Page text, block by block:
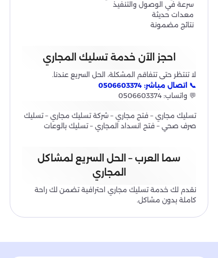
سرعة في الوصول والتنفيذ
معدات حديثة
نتائج مضمونة
احجز الآن خدمة تسليك المجاري
لا تنتظر حتى تتفاقم المشكلة، الحل السريع عندنا.
📞 اتصال مباشر: 0506603374
💬 واتساب: 0506603374
تسليك مجاري – فتح مجاري – شركة تسليك مجاري – تسليك
صرف صحي – فتح انسداد المجاري – تسليك بالوعات
سما العرب – الحل السريع لمشاكل
المجاري
نقدم لك خدمة تسليك مجاري احترافية تضمن لك راحة
كاملة بدون مشاكل.